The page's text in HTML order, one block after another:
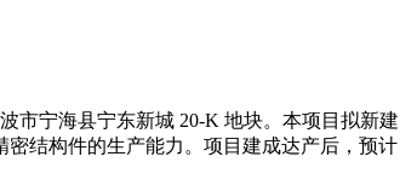
市宁海县宁东新城 20-K 地块。本项目拟新建
密结构件的生产能力。项目建成达产后，预计